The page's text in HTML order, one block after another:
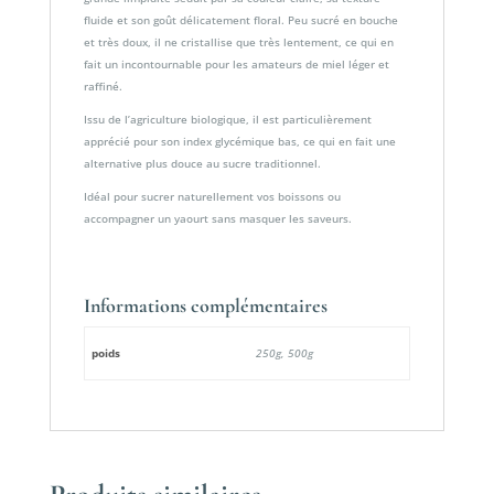
fluide et son goût délicatement floral. Peu sucré en bouche
et très doux, il ne cristallise que très lentement, ce qui en
fait un incontournable pour les amateurs de miel léger et
raffiné.
Issu de l’agriculture biologique, il est particulièrement
apprécié pour son index glycémique bas, ce qui en fait une
alternative plus douce au sucre traditionnel.
Idéal pour sucrer naturellement vos boissons ou
accompagner un yaourt sans masquer les saveurs.
Informations complémentaires
poids 250g, 500g